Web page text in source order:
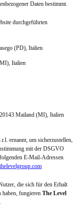
Daten bestimmt.
durchgeführten
(PD), Italien
Italien
Mailand (MI), Italien
ernannt, um sicherzustellen,
mit der DSGVO
E-Mail-Adressen
die sich für den Erhalt
fungieren The Level